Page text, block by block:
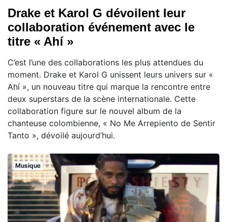
Drake et Karol G dévoilent leur
collaboration événement avec le
titre « Ahí »
C’est l’une des collaborations les plus attendues du
moment. Drake et Karol G unissent leurs univers sur «
Ahí », un nouveau titre qui marque la rencontre entre
deux superstars de la scène internationale. Cette
collaboration figure sur le nouvel album de la
chanteuse colombienne, « No Me Arrepiento de Sentir
Tanto », dévoilé aujourd’hui.
Musique